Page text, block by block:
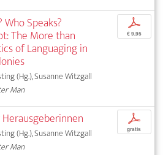
Speaks?
The More than
of Languaging in
(Hg.), Susanne Witzgall
Man
p
€ 9,95
(Hg.), Susanne Witzgall
Man
p
gratis